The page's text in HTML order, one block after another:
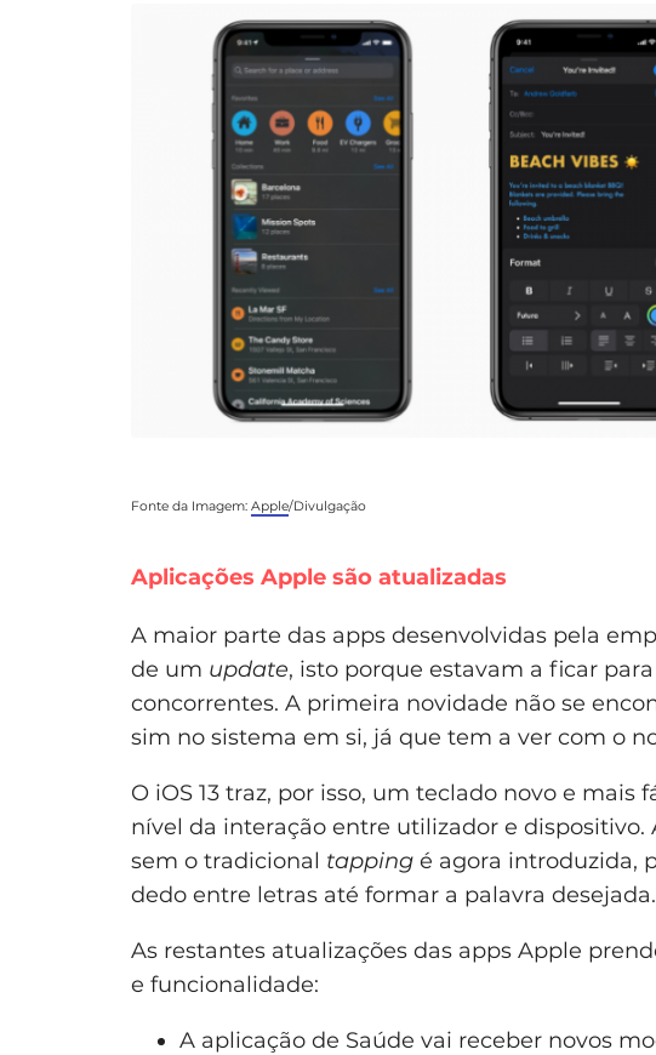
Fonte da Imagem: Apple/Divulgação
Aplicações Apple são atualizadas
A maior parte das apps desenvolvidas pela
de um update, isto porque estavam a ficar
concorrentes. A primeira novidade não se
sim no sistema em si, já que tem a ver com o
O iOS 13 traz, por isso, um teclado novo e
nível da interação entre utilizador e dispositivo.
sem o tradicional tapping é agora introduzida,
dedo entre letras até formar a palavra desejada.
As restantes atualizações das apps Apple
e funcionalidade:
A aplicação de Saúde vai receber novos